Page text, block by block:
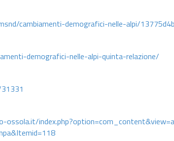
cambiamenti-demografici-nelle-alpi/
demografici-nelle-alpi-quinta-relazione/
ossola.it/